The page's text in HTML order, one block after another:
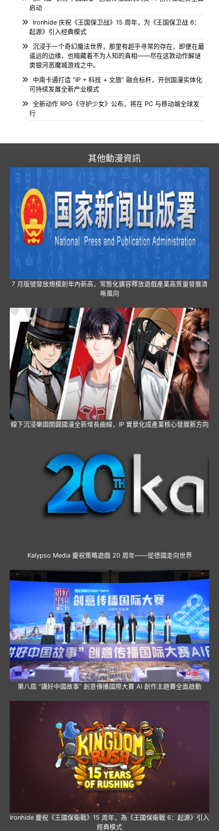
启动
Ironhide 庆祝《王国保卫战》15 周年，为《王国保卫战 6：
起源》引入经典模式
沉浸于一个奇幻魔法世界，那里有超乎寻常的存在，即便在最
遥远的边缘，也暗藏着不为人知的真相——尽在这款动作解谜
类银河恶魔城游戏之中。
中南卡通打造 “IP + 科技 + 文旅” 融合标杆，开创国漫实体化
可持续发展全新产业模式
全新动作 RPG《守护少女》公布，将在 PC 与移动端全球发
行
其他動漫資訊
7 月版號發放規模創年內新高，常態化擴容釋放遊戲產業高質量發展清
晰風向
線下沉浸樂園開闢國漫全新增長曲線，IP 實景化成產業核心發展新方向
Kalypso Media 慶祝策略遊戲 20 周年——從德國走向世界
第八屆 “講好中國故事” 創意傳播國際大賽 AI 創作主題賽全面啟動
Ironhide 慶祝《王國保衛戰》15 周年，為《王國保衛戰 6：起源》引入
經典模式